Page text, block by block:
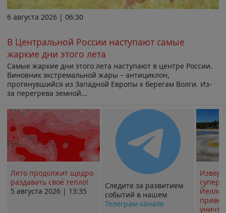
6 августа 2026 | 06:30
В Центральной России наступают самые
жаркие дни этого лета
Самые жаркие дни этого лета наступают в центре России.
Виновник экстремальной жары – антициклон,
протянувшийся из Западной Европы к берегам Волги. Из-
за перегрева земной...
Лето продолжит щедро
раздавать своё тепло!
5 августа 2026 | 13:35
Следите за развитием
событий в нашем
Телеграм-канале